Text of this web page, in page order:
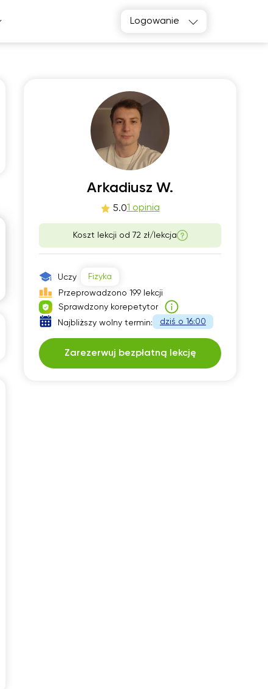
Logowanie
Arkadiusz W.
5.01 opinia
Koszt lekcji od 72 zł/lekcja
Uczy
Fizyka
Przeprowadzono 199 lekcji
Sprawdzony korepetytor
Najbliższy wolny termin:
dziś o 16:00
Zarezerwuj bezpłatną lekcję
12:30
13:00
14:00